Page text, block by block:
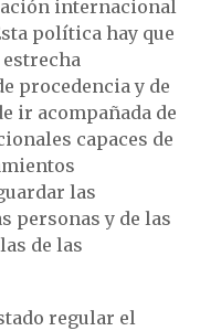
internacional
política hay que
procedencia y de
ir acompañada de
capaces de
las
personas y de las
de las
regular el